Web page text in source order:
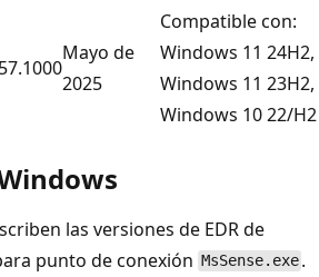
Mayo de
2025
Compatible con:
Windows 11 24H2,
Windows 11 23H2,
Windows 10 22/H2
las versiones de EDR de
punto de conexión MsSense.exe .